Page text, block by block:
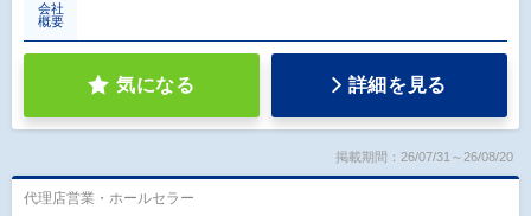
会社
概要
気になる 詳細を見る
掲載期間：26/07/31～26/08/20
代理店営業・ホールセラー